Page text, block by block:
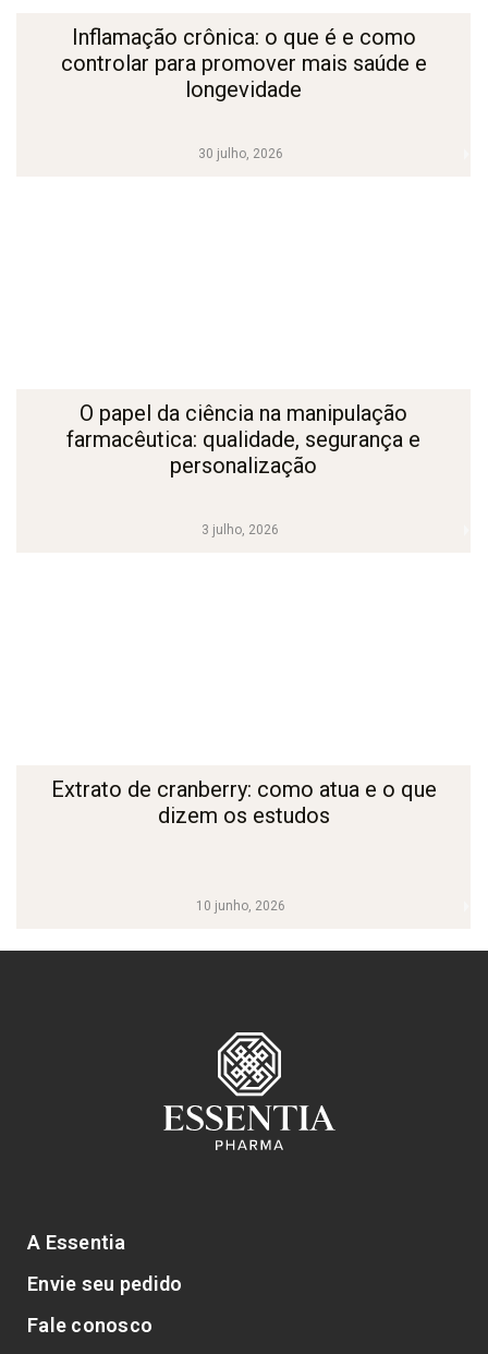
30 julho, 2026
Inflamação crônica: o que é e como
controlar para promover mais saúde e
longevidade
3 julho, 2026
O papel da ciência na manipulação
farmacêutica: qualidade, segurança e
personalização
10 junho, 2026
Extrato de cranberry: como atua e o que
dizem os estudos
A Essentia
Envie seu pedido
Fale conosco